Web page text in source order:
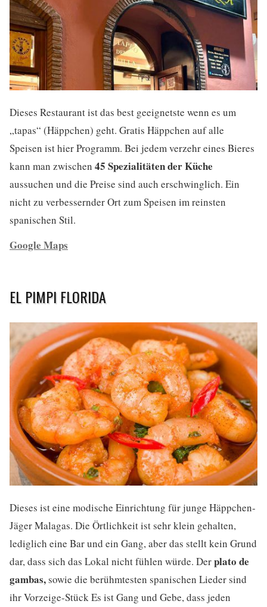
Dieses Restaurant ist das best geeignetste wenn es um
„tapas“ (Häppchen) geht. Gratis Häppchen auf alle
Speisen ist hier Programm. Bei jedem verzehr eines Bieres
kann man zwischen 45 Spezialitäten der Küche
aussuchen und die Preise sind auch erschwinglich. Ein
nicht zu verbessernder Ort zum Speisen im reinsten
spanischen Stil.
Google Maps
EL PIMPI FLORIDA
Dieses ist eine modische Einrichtung für junge Häppchen-
Jäger Malagas. Die Örtlichkeit ist sehr klein gehalten,
lediglich eine Bar und ein Gang, aber das stellt kein Grund
dar, dass sich das Lokal nicht fühlen würde. Derplato de
gambas,sowie die berühmtesten spanischen Lieder sind
ihr Vorzeige-Stück Es ist Gang und Gebe, dass jeden